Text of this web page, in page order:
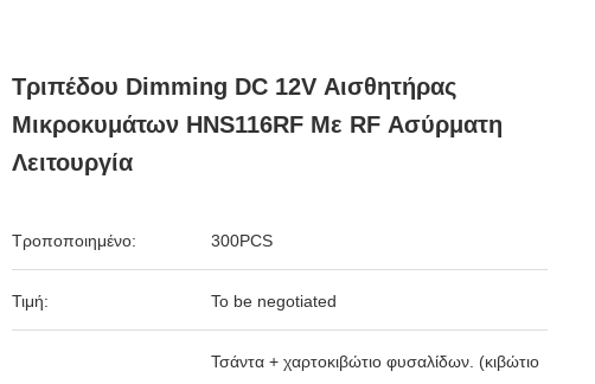
Τριπέδου Dimming DC 12V Αισθητήρας
Μικροκυμάτων HNS116RF Με RF Ασύρματη
Λειτουργία
Τροποποιημένο: 300PCS
Τιμή: To be negotiated
Τσάντα + χαρτοκιβώτιο φυσαλίδων. (κιβώτιο